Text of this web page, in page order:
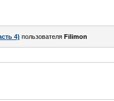
4) пользователя Filimon